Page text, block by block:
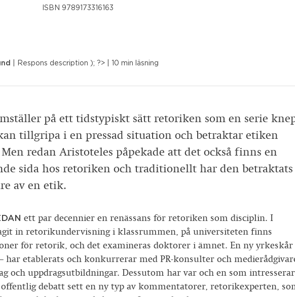
ISBN 9789173316163
| Respons description ); ?> | 10 min läsning
på ett tidstypiskt sätt retoriken som en serie
tillgripa i en pressad situation och betraktar etiken
redan Aristoteles påpekade att det också finns en
sida hos retoriken och traditionellt har den betraktats
av en etik.
ett par decennier en renässans för retoriken som disciplin. I
in retorikundervisning i klassrummen, på universiteten finns
för retorik, och det examineras doktorer i ämnet. En ny yrkeskår
etablerats och konkurrerar med PR-konsulter och
och uppdragsutbildningar. Dessutom har var och en som intresserar
debatt sett en ny typ av kommentatorer, retorikexperten,